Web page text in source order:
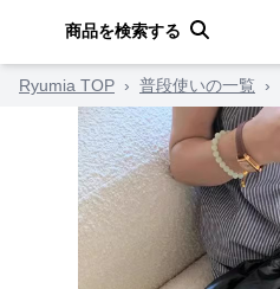
商品を検索する
Ryumia TOP › 普段使いの一覧 ›